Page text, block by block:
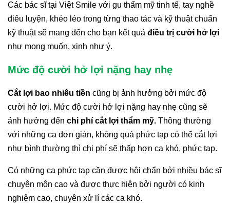
Các bác sĩ tại Việt Smile với gu thẩm mỹ tinh tế, tay nghề
điêu luyện, khéo léo trong từng thao tác và kỹ thuật chuẩn
kỹ thuật sẽ mang đến cho bạn kết quả điều trị cười hở lợi
như mong muốn, xinh như ý.
Mức độ cười hở lợi nặng hay nhẹ
Cắt lợi bao nhiêu tiền cũng bị ảnh hưởng bởi mức độ
cười hở lợi. Mức độ cười hở lợi nặng hay nhẹ cũng sẽ
ảnh hưởng đến chi phí cắt lợi thẩm mỹ. Thông thường
với những ca đơn giản, không quá phức tạp có thể cắt lợi
như bình thường thì chi phí sẽ thấp hơn ca khó, phức tạp.
Có những ca phức tạp cần được hội chẩn bởi nhiều bác sĩ
chuyên môn cao và được thực hiện bởi người có kinh
nghiệm cao, chuyên xử lí các ca khó.